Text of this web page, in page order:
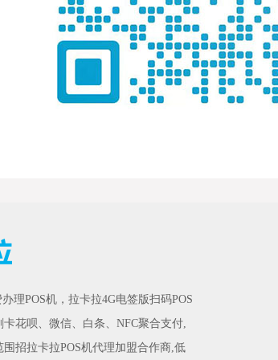
理POS机，拉卡拉4G电签版扫码POS
花呗、微信、白条、NFC聚合支付,
招拉卡拉POS机代理加盟合作商,低